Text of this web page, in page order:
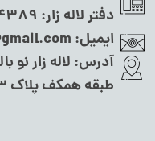
دفتر لاله زار:
ایمیل:
آدرس: لاله زار نو
طبقه همکف پلاک ۳۴۰/۳